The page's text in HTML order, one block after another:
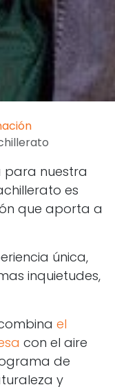
para nuestra
es
que aporta a
única,
inquietudes,
el
con el aire
de
y